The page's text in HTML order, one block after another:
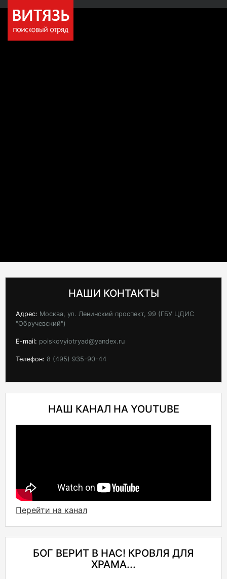
НАШИ КОНТАКТЫ
Адрес: Москва, ул. Ленинский проспект, 99 (ГБУ ЦДИС
"Обручевский")
E-mail: poiskovyiotryad@yandex.ru
Телефон: 8 (495) 935-90-44
НАШ КАНАЛ НА YOUTUBE
Перейти на канал
БОГ ВЕРИТ В НАС! КРОВЛЯ ДЛЯ
ХРАМА...